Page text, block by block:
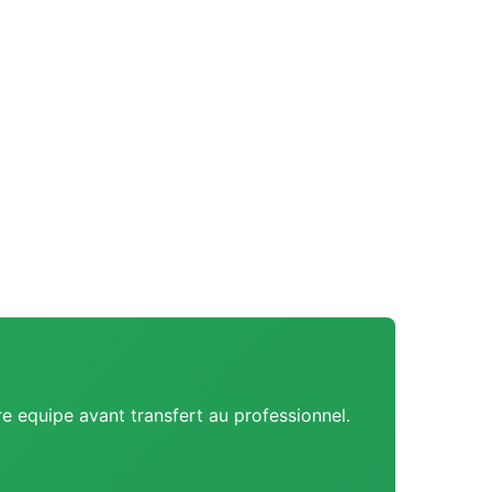
equipe avant transfert au professionnel.